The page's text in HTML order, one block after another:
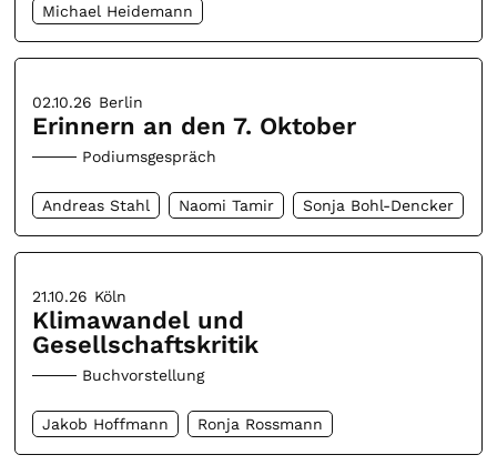
Michael Heidemann
02.10.26 Berlin
Erinnern an den 7. Oktober
Podiumsgespräch
Andreas Stahl Naomi Tamir Sonja Bohl-Dencker
21.10.26 Köln
Klimawandel und
Gesellschaftskritik
Buchvorstellung
Jakob Hoffmann Ronja Rossmann